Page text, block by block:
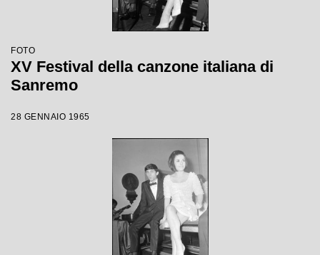
FOTO
XV Festival della canzone italiana di
Sanremo
28 GENNAIO 1965